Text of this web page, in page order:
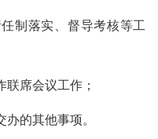
制落实、督导考核等工
席会议工作；
的其他事项。